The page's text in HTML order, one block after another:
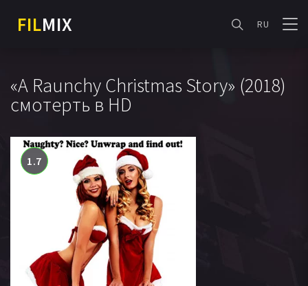
FILMIX RU
«A Raunchy Christmas Story» (2018)
смотерть в HD
1.7